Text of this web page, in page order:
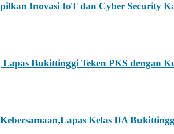
Inovasi IoT dan Cyber Security
Bukittinggi Teken PKS dengan
Kelas IIA